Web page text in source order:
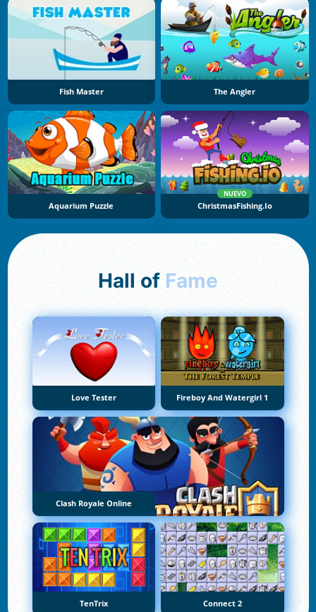
Fish Master The Angler
Aquarium Puzzle
NUEVO
ChristmasFishing.io
Hall of Fame
Love Tester Fireboy And Watergirl 1
Clash Royale Online
TenTrix Connect 2